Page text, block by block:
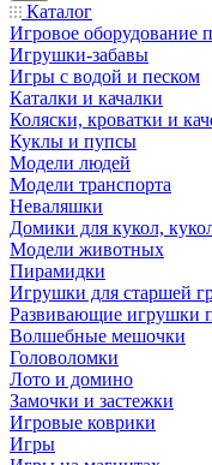
Каталог
Игровое
Игрушки-забавы
Игры с водой и песком
Каталки и качалки
Коляски, кроватки и
Куклы и пупсы
Модели людей
Модели транспорта
Неваляшки
Домики для кукол,
Модели животных
Пирамидки
Игрушки для старшей
Развивающие
Волшебные мешочки
Головоломки
Лото и домино
Замочки и застежки
Игровые коврики
Игры